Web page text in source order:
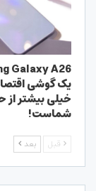
یک گوشی
خیلی بیشتر از
شماست!
قبل بعد